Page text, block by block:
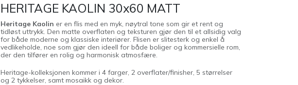
HERITAGE KAOLIN 30x60 MATT
Heritage Kaolin er en flis med en myk, nøytral tone som gir et rent og
tidløst uttrykk. Den matte overflaten og teksturen gjør den til et allsidig valg
for både moderne og klassiske interiører. Flisen er slitesterk og enkel å
vedlikeholde, noe som gjør den ideell for både boliger og kommersielle rom,
der den tilfører en rolig og harmonisk atmosfære.
Heritage-kolleksjonen kommer i 4 farger, 2 overflater/finisher, 5 størrelser
og 2 tykkelser, samt mosaikk og dekor.